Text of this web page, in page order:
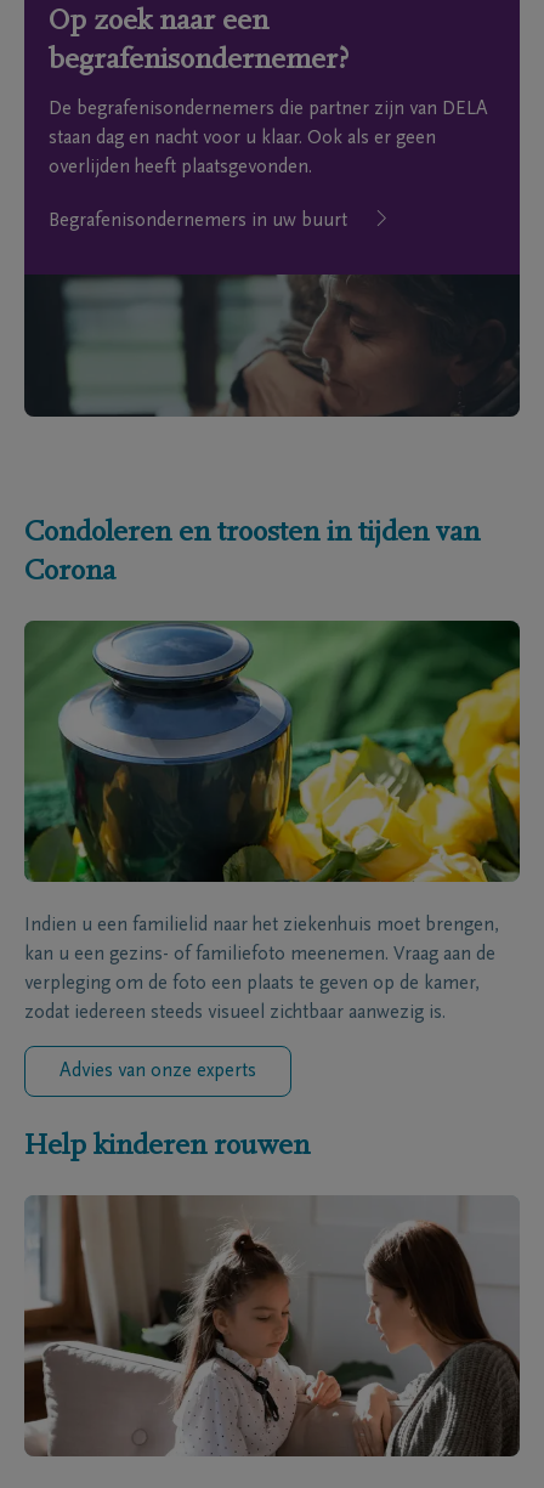
Op zoek naar een
begrafenisondernemer?
De begrafenisondernemers die partner zijn van DELA
staan dag en nacht voor u klaar. Ook als er geen
overlijden heeft plaatsgevonden.
Begrafenisondernemers in uw buurt
Condoleren en troosten in tijden van
Corona
Indien u een familielid naar het ziekenhuis moet brengen,
kan u een gezins- of familiefoto meenemen. Vraag aan de
verpleging om de foto een plaats te geven op de kamer,
zodat iedereen steeds visueel zichtbaar aanwezig is.
Advies van onze experts
Help kinderen rouwen